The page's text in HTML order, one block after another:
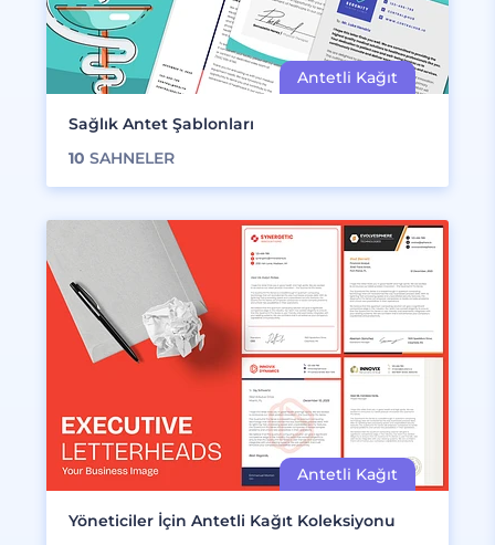
Sağlık Antet Şablonları
10 SAHNELER
Yöneticiler İçin Antetli Kağıt Koleksiyonu